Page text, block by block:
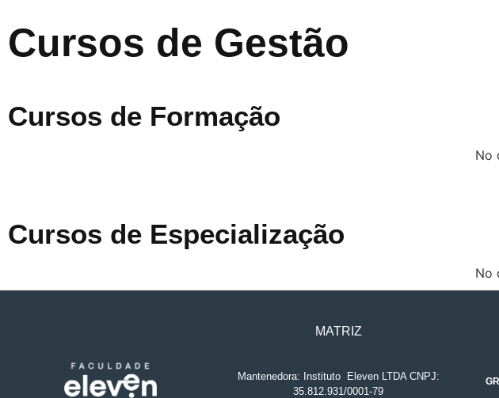
Cursos de Gestão
Cursos de Formação
No
Cursos de Especialização
No
MATRIZ
Mantenedora: Instituto.
Eleven LTDA CNPJ:
35.812.931/0001-79